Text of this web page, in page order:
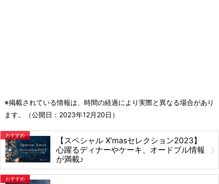
※掲載されている情報は、時間の経過により実際と異なる場合があり
ます。（公開日： 2023年12月20日 ）
おすすめ
【スペシャル X’masセレクション2023】
心躍るディナーやケーキ、オードブル情報
が満載♪
おすすめ